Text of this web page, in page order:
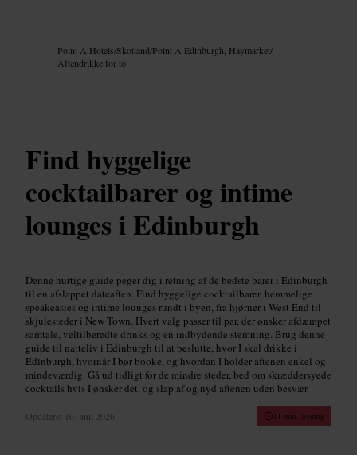
Point A Hotels/Skotland/Point A Edinburgh, Haymarket/
Aftendrikke for to
Find hyggelige
cocktailbarer og intime
lounges i Edinburgh
Denne hurtige guide peger dig i retning af de bedste barer i Edinburgh
til en afslappet dateaften. Find hyggelige cocktailbarer, hemmelige
speakeasies og intime lounges rundt i byen, fra hjørner i West End til
skjulesteder i New Town. Hvert valg passer til par, der ønsker afdæmpet
samtale, veltilberedte drinks og en indbydende stemning. Brug denne
guide til natteliv i Edinburgh til at beslutte, hvor I skal drikke i
Edinburgh, hvornår I bør booke, og hvordan I holder aftenen enkel og
mindeværdig. Gå ud tidligt for de mindre steder, bed om skræddersyede
cocktails hvis I ønsker det, og slap af og nyd aftenen uden besvær.
Opdateret 10. juni 2026 11 min læsning